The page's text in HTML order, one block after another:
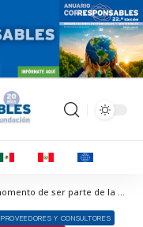
Corresponsables > Opinión > Ha llegado el momento de ser parte de la solución
PROVEEDORES Y CONSULTORES